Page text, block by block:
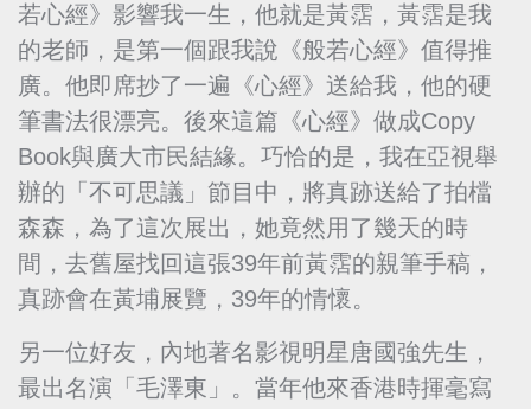
若心經》影響我一生，他就是黃霑，黃霑是我
的老師，是第一個跟我說《般若心經》值得推
廣。他即席抄了一遍《心經》送給我，他的硬
筆書法很漂亮。後來這篇《心經》做成Copy
Book與廣大市民結緣。巧恰的是，我在亞視舉
辦的「不可思議」節目中，將真跡送給了拍檔
森森，為了這次展出，她竟然用了幾天的時
間，去舊屋找回這張39年前黃霑的親筆手稿，
真跡會在黃埔展覽，39年的情懷。
另一位好友，內地著名影視明星唐國強先生，
最出名演「毛澤東」。當年他來香港時揮毫寫